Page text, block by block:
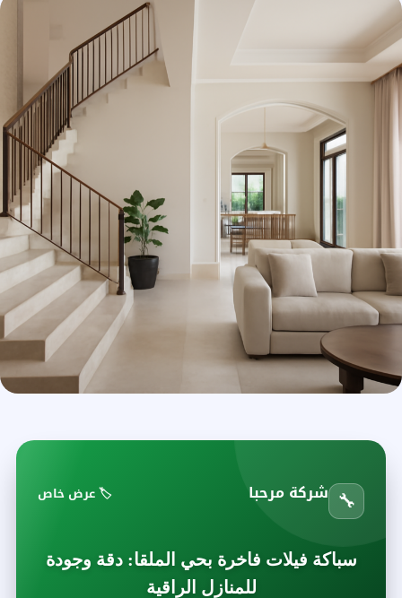
🔧 شركة مرحبا 🏷️ عرض خاص
سباكة فيلات فاخرة بحي الملقا: دقة وجودة
للمنازل الراقية